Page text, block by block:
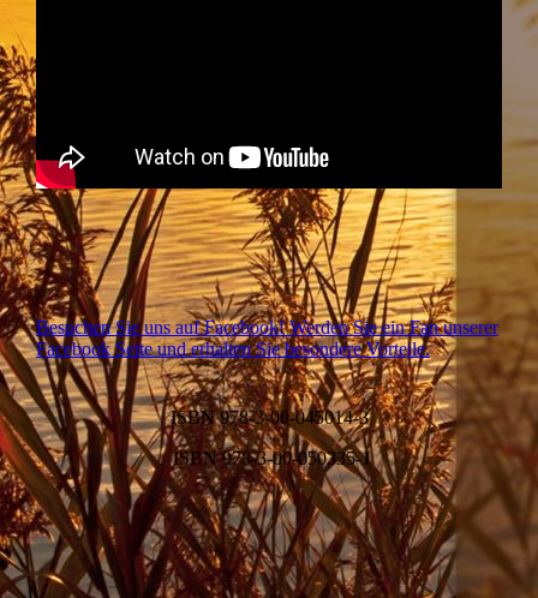
Besuchen Sie uns auf Facebook! Werden Sie ein Fan unserer
Facebook Seite und erhalten Sie besondere Vorteile.
ISBN 978-3-00-045014-3
ISBN 978-3-00-050335-1